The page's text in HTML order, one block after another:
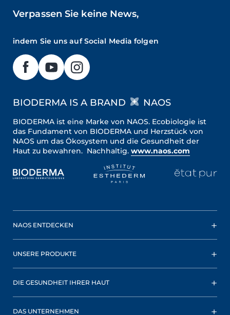
Verpassen Sie keine News,
indem Sie uns auf Social Media folgen
BIODERMA IS A BRAND NAOS
BIODERMA ist eine Marke von NAOS. Ecobiologie ist
das Fundament von BIODERMA und Herzstück von
NAOS um das Ökosystem und die Gesundheit der
Haut zu bewahren. Nachhaltig. www.naos.com
NAOS ENTDECKEN
UNSERE PRODUKTE
DIE GESUNDHEIT IHRER HAUT
DAS UNTERNEHMEN